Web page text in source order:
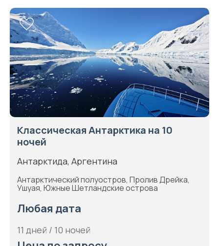
Классическая Антарктика на 10
ночей
Антарктида, Аргентина
Антарктический полуостров, Пролив Дрейка,
Ушуая, Южные Шетландские острова
Любая дата
11 дней / 10 ночей